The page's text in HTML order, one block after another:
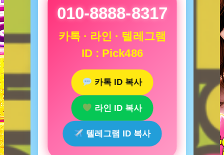
010-8888-8317
카톡 · 라인 · 텔레그램
ID : Pick486
카톡 ID 복사
라인 ID 복사
텔레그램 ID 복사